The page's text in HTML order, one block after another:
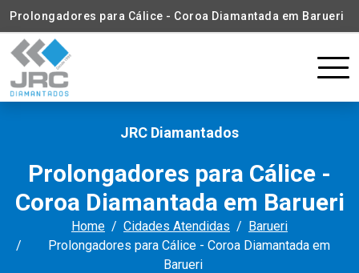
Prolongadores para Cálice - Coroa Diamantada em Barueri
JRC Diamantados
Prolongadores para Cálice -
Coroa Diamantada em Barueri
Home Cidades Atendidas
Barueri
Prolongadores para Cálice - Coroa Diamantada em
Barueri